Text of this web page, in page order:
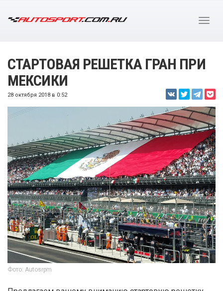
СТАРТОВАЯ РЕШЕТКА ГРАН ПРИ
МЕКСИКИ
28 октября 2018 в 0:52
Фото: Autosrpm